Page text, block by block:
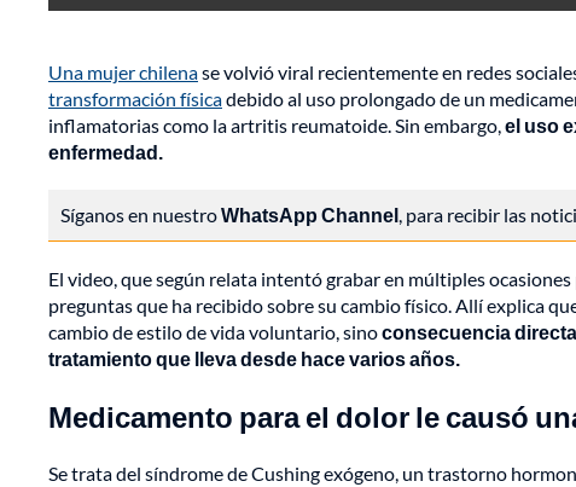
Una mujer chilenase volvió viral recientemente en redes
transformación físicadebido al uso prolongado de un
inflamatorias como la artritis reumatoide. Sin embargo,el uso
enfermedad.
Síganos en nuestroWhatsApp Channel, para recibir las
El video, que según relata intentó grabar en múltiples
preguntas que ha recibido sobre su cambio físico. Allí explica
cambio de estilo de vida voluntario, sinoconsecuencia
tratamiento que lleva desde hace varios años.
Medicamento para el dolor le causó
Se trata del síndrome de Cushing exógeno, un trastorno